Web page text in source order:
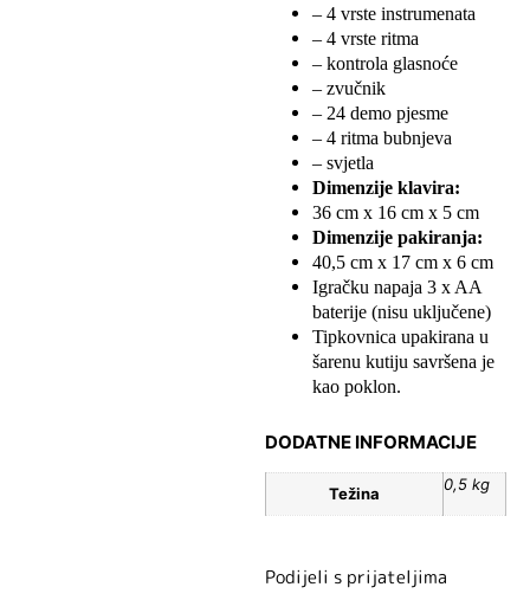
– 4 vrste instrumenata
– 4 vrste ritma
– kontrola glasnoće
– zvučnik
– 24 demo pjesme
– 4 ritma bubnjeva
– svjetla
Dimenzije klavira:
36 cm x 16 cm x 5 cm
Dimenzije pakiranja:
40,5 cm x 17 cm x 6 cm
Igračku napaja 3 x AA
baterije (nisu uključene)
Tipkovnica upakirana u
šarenu kutiju savršena je
kao poklon.
DODATNE INFORMACIJE
Težina 0,5 kg
Podijeli s prijateljima